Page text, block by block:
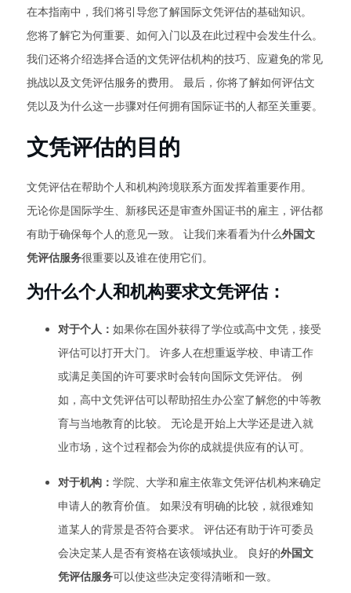
在本指南中，我们将引导您了解国际文凭评估的基础知识。
您将了解它为何重要、如何入门以及在此过程中会发生什么。
我们还将介绍选择合适的文凭评估机构的技巧、应避免的常见
挑战以及文凭评估服务的费用。 最后，你将了解如何评估文
凭以及为什么这一步骤对任何拥有国际证书的人都至关重要。
文凭评估的目的
文凭评估在帮助个人和机构跨境联系方面发挥着重要作用。
无论你是国际学生、新移民还是审查外国证书的雇主，评估都
有助于确保每个人的意见一致。 让我们来看看为什么外国文
凭评估服务很重要以及谁在使用它们。
为什么个人和机构要求文凭评估：
对于个人： 如果你在国外获得了学位或高中文凭，接受
评估可以打开大门。 许多人在想重返学校、申请工作
或满足美国的许可要求时会转向国际文凭评估。 例
如，高中文凭评估可以帮助招生办公室了解您的中等教
育与当地教育的比较。 无论是开始上大学还是进入就
业市场，这个过程都会为你的成就提供应有的认可。
对于机构： 学院、大学和雇主依靠文凭评估机构来确定
申请人的教育价值。 如果没有明确的比较，就很难知
道某人的背景是否符合要求。 评估还有助于许可委员
会决定某人是否有资格在该领域执业。 良好的外国文
凭评估服务可以使这些决定变得清晰和一致。